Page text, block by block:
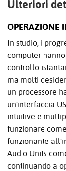
Ulteriori
OPERAZIONE
In studio, i
computer
controllo
ma molti
un processore
un'interfaccia
intuitive e
funzionare
funzionante
Audio Units
continuando a